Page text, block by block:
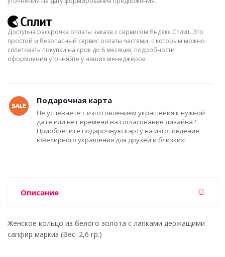
Доступна рассрочка оплаты заказа с сервисом Яндекс Сплит. Это
простой и безопасный сервис оплаты частями, с которым можно
сплитовать покупки на срок до 6 месяцев, подробности
оформления уточняйте у наших менеджеров.
Подарочная карта
Не успеваете с изготовлением украшения к нужной
дате или нет времени на согласование дизайна?
Приобретите подарочную карту на изготовление
ювелирного украшения для друзей и близких!
Описание
Женское кольцо из белого золота с лапками держащими
сапфир маркиз (Вес: 2,6 гр.)